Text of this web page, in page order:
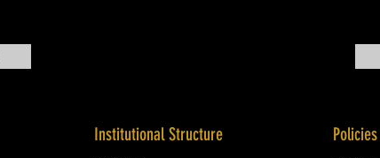
Institutional Structure Policies